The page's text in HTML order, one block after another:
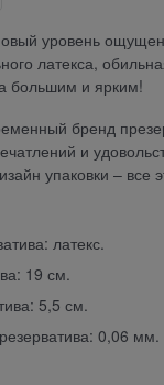
уровень
латекса,
большим и ярким!
бренд
и
упаковки –
латекс.
19 см.
5,5 см.
0,06 мм.